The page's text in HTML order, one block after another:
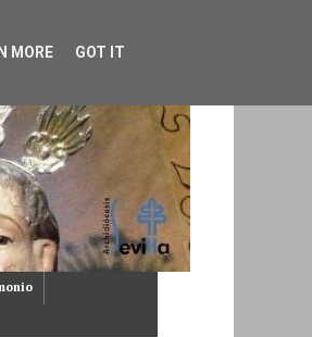
MORE GOT IT